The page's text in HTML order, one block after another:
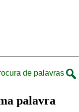
de palavras
palavra